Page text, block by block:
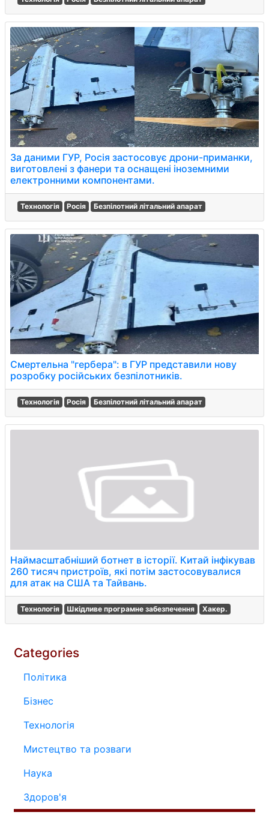
За даними ГУР, Росія застосовує дрони-приманки,
виготовлені з фанери та оснащені іноземними
електронними компонентами.
Технологія Росія Безпілотний літальний апарат
Смертельна "гербера": в ГУР представили нову
розробку російських безпілотників.
Технологія Росія Безпілотний літальний апарат
Наймасштабніший ботнет в історії. Китай інфікував
260 тисяч пристроїв, які потім застосовувалися
для атак на США та Тайвань.
Технологія Шкідливе програмне забезпечення Хакер.
Categories
Політика
Бізнес
Технологія
Мистецтво та розваги
Наука
Здоров'я